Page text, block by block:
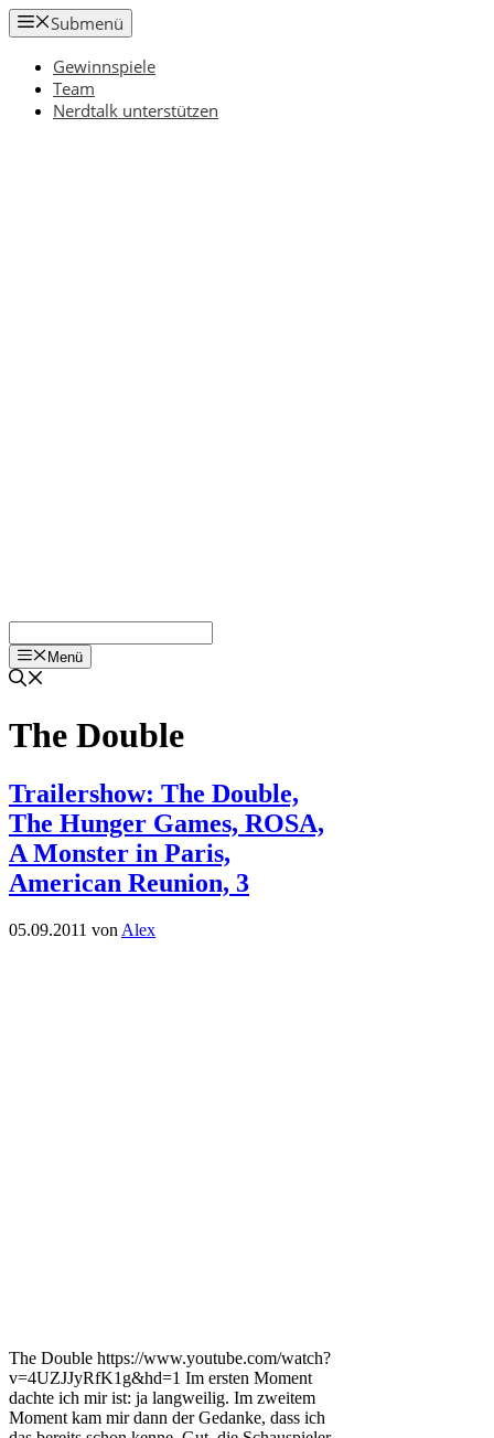
Zum
Inhalt
springen
Submenü
Gewinnspiele
Team
Nerdtalk unterstützen
Menü
The Double
Trailershow: The Double,
The Hunger Games, ROSA,
A Monster in Paris,
American Reunion, 3
05.09.2011 von Alex
The Double https://www.youtube.com/watch?
v=4UZJJyRfK1g&hd=1 Im ersten Moment
dachte ich mir ist: ja langweilig. Im zweitem
Moment kam mir dann der Gedanke, dass ich